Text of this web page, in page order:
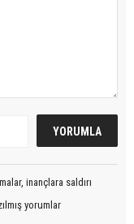
inançlara saldırı
yorumlar